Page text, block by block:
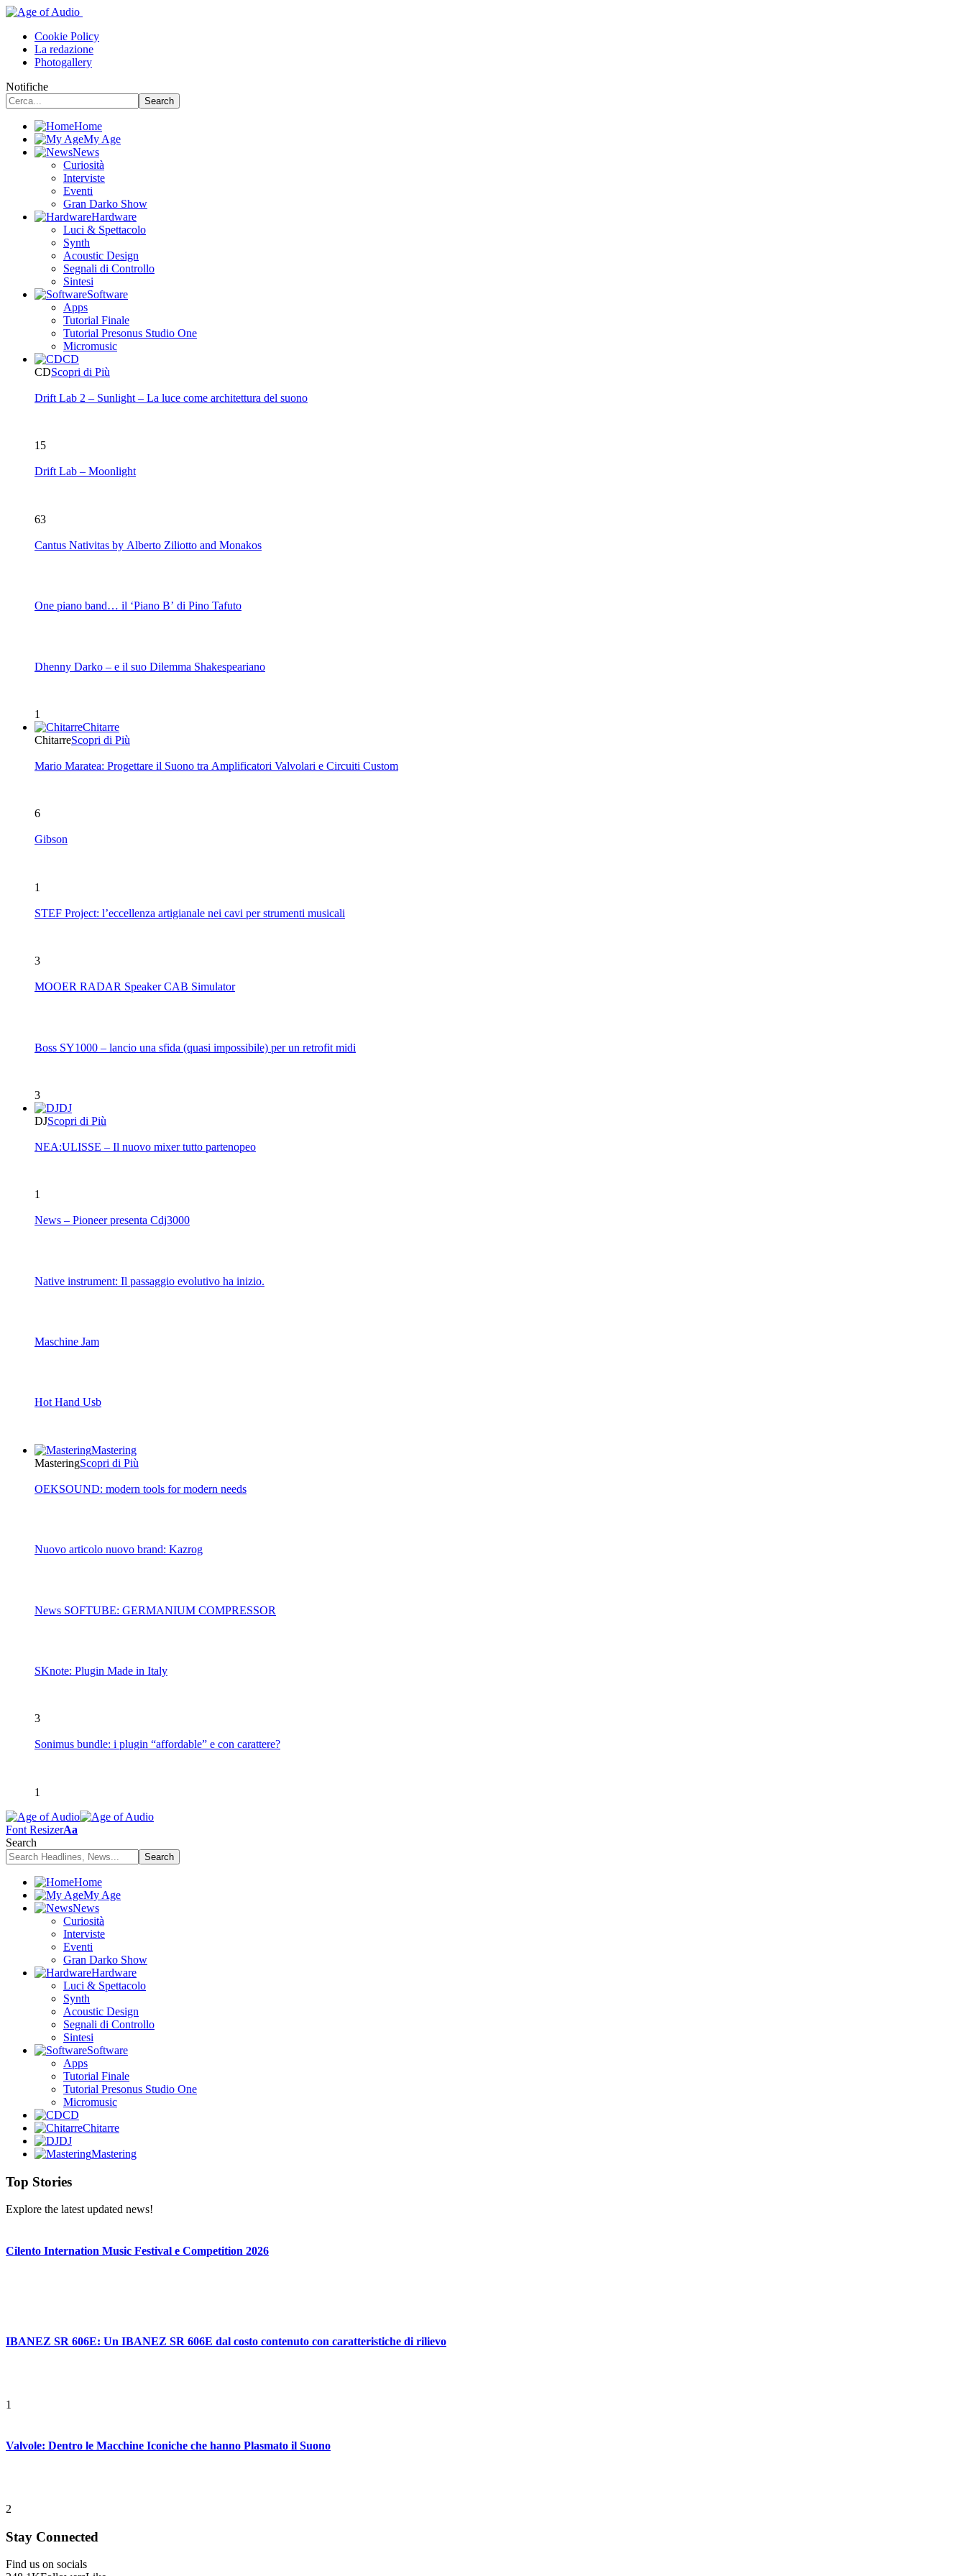
Cookie Policy
La redazione
Photogallery
Notifiche
Home
My Age
News
Curiosità
Interviste
Eventi
Gran Darko Show
Hardware
Luci & Spettacolo
Synth
Acoustic Design
Segnali di Controllo
Sintesi
Software
Apps
Tutorial Finale
Tutorial Presonus Studio One
Micromusic
CD
CDScopri di Più
Drift Lab 2 – Sunlight – La luce come architettura del suono
15
Drift Lab – Moonlight
63
Cantus Nativitas by Alberto Ziliotto and Monakos
One piano band… il ‘Piano B’ di Pino Tafuto
Dhenny Darko – e il suo Dilemma Shakespeariano
1
Chitarre
ChitarreScopri di Più
Mario Maratea: Progettare il Suono tra Amplificatori Valvolari e Circuiti Custom
6
Gibson
1
STEF Project: l’eccellenza artigianale nei cavi per strumenti musicali
3
MOOER RADAR Speaker CAB Simulator
Boss SY1000 – lancio una sfida (quasi impossibile) per un retrofit midi
3
DJ
DJScopri di Più
NEA:ULISSE – Il nuovo mixer tutto partenopeo
1
News – Pioneer presenta Cdj3000
Native instrument: Il passaggio evolutivo ha inizio.
Maschine Jam
Hot Hand Usb
Mastering
MasteringScopri di Più
OEKSOUND: modern tools for modern needs
Nuovo articolo nuovo brand: Kazrog
News SOFTUBE: GERMANIUM COMPRESSOR
SKnote: Plugin Made in Italy
3
Sonimus bundle: i plugin “affordable” e con carattere?
1
Font ResizerAa
Search
Home
My Age
News
Curiosità
Interviste
Eventi
Gran Darko Show
Hardware
Luci & Spettacolo
Synth
Acoustic Design
Segnali di Controllo
Sintesi
Software
Apps
Tutorial Finale
Tutorial Presonus Studio One
Micromusic
CD
Chitarre
DJ
Mastering
Top Stories
Explore the latest updated news!
Cilento Internation Music Festival e Competition 2026
IBANEZ SR 606E: Un IBANEZ SR 606E dal costo contenuto con caratteristiche di rilievo
1
Valvole: Dentro le Macchine Iconiche che hanno Plasmato il Suono
2
Stay Connected
Find us on socials